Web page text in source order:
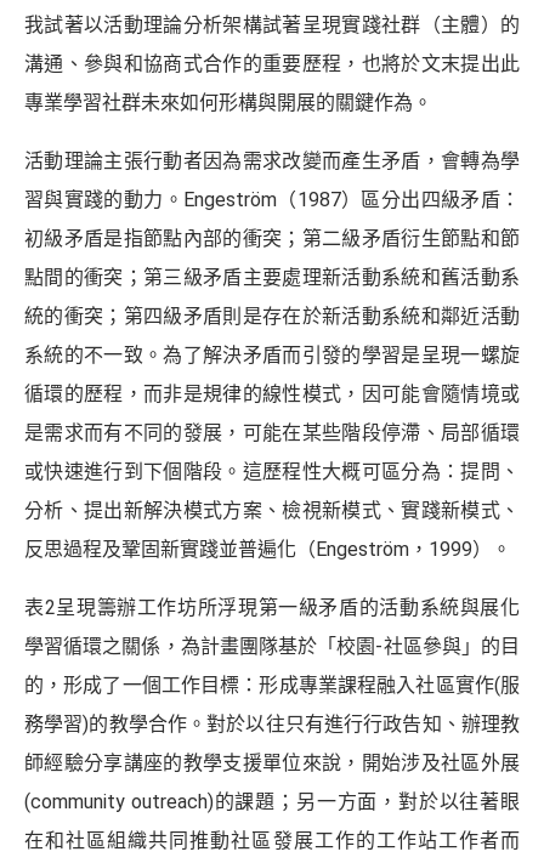
我試著以活動理論分析架構試著呈現實踐社群（主體）的
溝通、參與和協商式合作的重要歷程，也將於文末提出此
專業學習社群未來如何形構與開展的關鍵作為。
活動理論主張行動者因為需求改變而產生矛盾，會轉為學
習與實踐的動力。Engeström（1987）區分出四級矛盾：
初級矛盾是指節點內部的衝突；第二級矛盾衍生節點和節
點間的衝突；第三級矛盾主要處理新活動系統和舊活動系
統的衝突；第四級矛盾則是存在於新活動系統和鄰近活動
系統的不一致。為了解決矛盾而引發的學習是呈現一螺旋
循環的歷程，而非是規律的線性模式，因可能會隨情境或
是需求而有不同的發展，可能在某些階段停滯、局部循環
或快速進行到下個階段。這歷程性大概可區分為：提問、
分析、提出新解決模式方案、檢視新模式、實踐新模式、
反思過程及鞏固新實踐並普遍化（Engeström，1999）。
表2呈現籌辦工作坊所浮現第一級矛盾的活動系統與展化
學習循環之關係，為計畫團隊基於「校園-社區參與」的目
的，形成了一個工作目標：形成專業課程融入社區實作(服
務學習)的教學合作。對於以往只有進行行政告知、辦理教
師經驗分享講座的教學支援單位來說，開始涉及社區外展
(community outreach)的課題；另一方面，對於以往著眼
在和社區組織共同推動社區發展工作的工作站工作者而